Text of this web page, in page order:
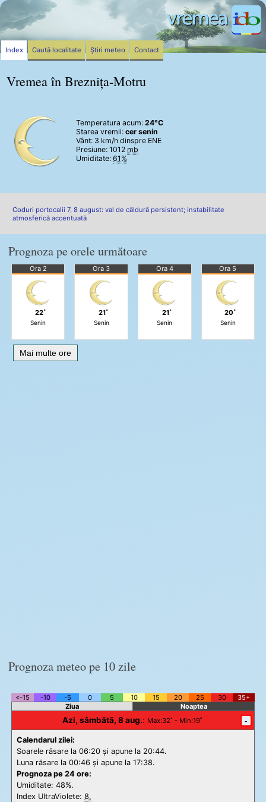
Vremea în Breznița-Motru
Temperatura acum: 24°C
Starea vremii: cer senin
Vânt: 3 km/h dinspre ENE
Presiune: 1012 mb
Umiditate: 61%
Coduri portocalii 7, 8 august: val de căldură persistent; instabilitate
atmosferică accentuată
Prognoza pe orele următoare
Ora 2
22˚
Senin
Ora 3
21˚
Senin
Ora 4
21˚
Senin
Ora 5
20˚
Senin
Mai multe ore
Prognoza meteo pe 10 zile
<-15 -10 -5 0 5 10 15 20 25 30
35+
Ziua
Noaptea
Azi, sâmbătă, 8 aug.: Max:32˚ - Min:19˚ -
Calendarul zilei:
Soarele răsare la 06:20 și apune la 20:44.
Luna răsare la 00:46 și apune la 17:38.
Prognoza pe 24 ore:
Umiditate: 48%.
Index UltraViolete: 8.
Index Caută localitate Știri meteo Contact